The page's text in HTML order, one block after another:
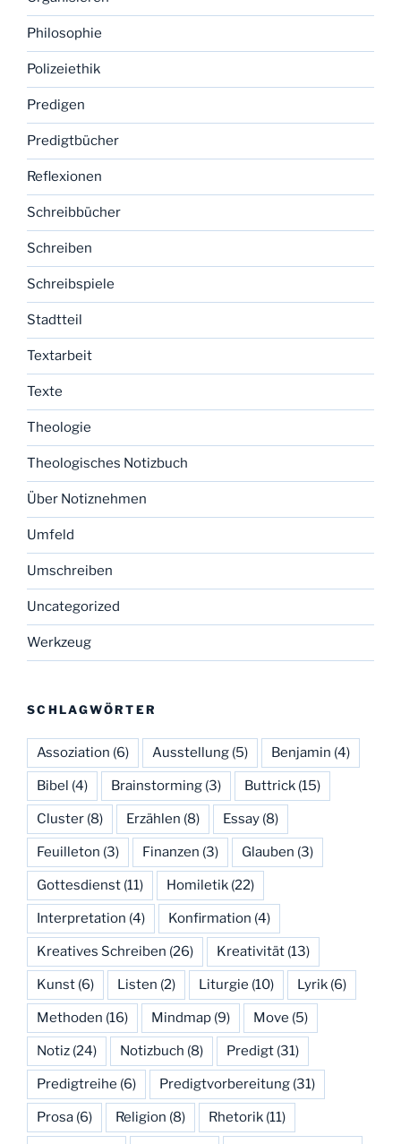
Philosophie
Polizeiethik
Predigen
Predigtbücher
Reflexionen
Schreibbücher
Schreiben
Schreibspiele
Stadtteil
Textarbeit
Texte
Theologie
Theologisches Notizbuch
Über Notiznehmen
Umfeld
Umschreiben
Uncategorized
Werkzeug
SCHLAGWÖRTER
Assoziation (6) Ausstellung (5) Benjamin (4)
Bibel (4) Brainstorming (3) Buttrick (15)
Cluster (8) Erzählen (8) Essay (8)
Feuilleton (3) Finanzen (3) Glauben (3)
Gottesdienst (11) Homiletik (22)
Interpretation (4) Konfirmation (4)
Kreatives Schreiben (26) Kreativität (13)
Kunst (6) Listen (2) Liturgie (10) Lyrik (6)
Methoden (16) Mindmap (9) Move (5)
Notiz (24) Notizbuch (8) Predigt (31)
Predigtreihe (6) Predigtvorbereitung (31)
Prosa (6) Religion (8) Rhetorik (11)